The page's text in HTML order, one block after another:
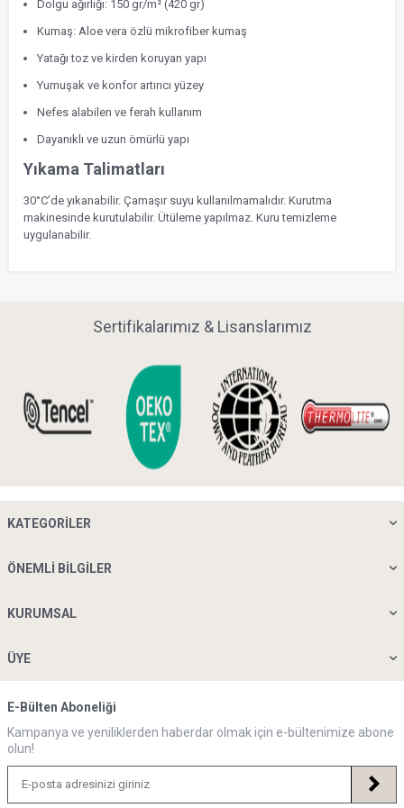
Dolgu ağırlığı: 150 gr/m² (420 gr)
Kumaş: Aloe vera özlü mikrofiber kumaş
Yatağı toz ve kirden koruyan yapı
Yumuşak ve konfor artırıcı yüzey
Nefes alabilen ve ferah kullanım
Dayanıklı ve uzun ömürlü yapı
Yıkama Talimatları
30°C’de yıkanabilir. Çamaşır suyu kullanılmamalıdır. Kurutma
makinesinde kurutulabilir. Ütüleme yapılmaz. Kuru temizleme
uygulanabilir.
Sertifikalarımız & Lisanslarımız
KATEGORILER
ÖNEMLI BILGILER
KURUMSAL
ÜYE
E-Bülten Aboneliği
Kampanya ve yeniliklerden haberdar olmak için e-bültenimize abone
olun!